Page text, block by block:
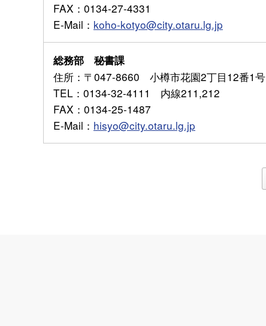
FAX ：0134-27-4331
E-Mail ： koho-kotyo@city.otaru.lg.jp
総務部 秘書課
住所 ：〒047-8660 小樽市花園2丁目12番1号
TEL ：0134-32-4111 内線211,212
FAX ：0134-25-1487
E-Mail ： hisyo@city.otaru.lg.jp